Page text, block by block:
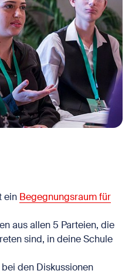
ein Begegnungsraum für
aus allen 5 Parteien, die
sind, in deine Schule
den Diskussionen